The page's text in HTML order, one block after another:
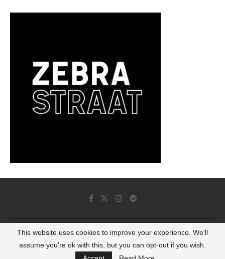
© 2022 - Luminous Dash All Rights Reserved
BACK TO TOP
This website uses cookies to improve your experience. We'll
assume you're ok with this, but you can opt-out if you wish.